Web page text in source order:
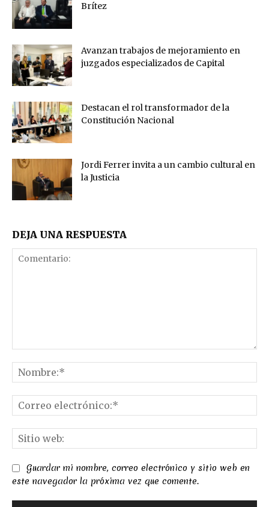
Brítez
Avanzan trabajos de mejoramiento en
juzgados especializados de Capital
Destacan el rol transformador de la
Constitución Nacional
Jordi Ferrer invita a un cambio cultural en
la Justicia
DEJA UNA RESPUESTA
Guardar mi nombre, correo electrónico y sitio web en
este navegador la próxima vez que comente.